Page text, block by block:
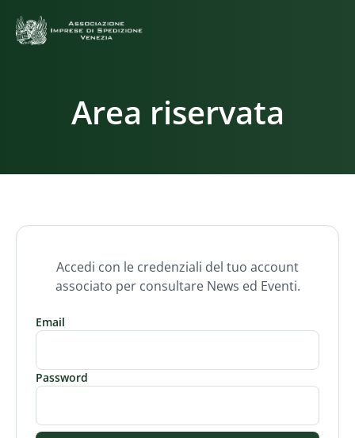
Area riservata
Accedi con le credenziali del tuo account
associato per consultare News ed Eventi.
Email
Password